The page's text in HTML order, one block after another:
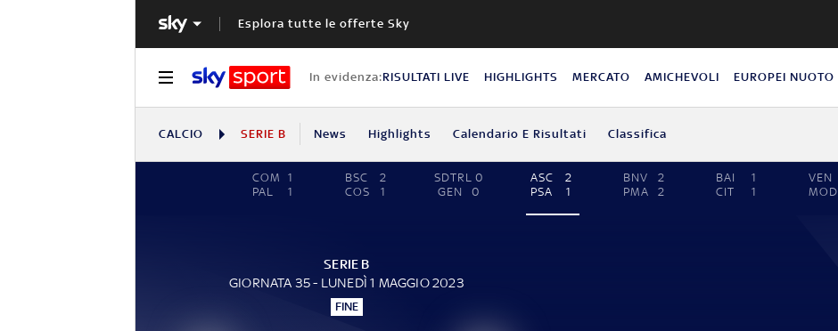
Esplora tutte le offerte Sky
In evidenza:RISULTATI LIVE HIGHLIGHTS MERCATO AMICHEVOLI EUROPEI NUOTO
CALCIO SERIE B News Highlights Calendario E Risultati Classifica
COM
1
PAL
1
BSC
2
COS
1
SDTRL 0
GEN
0
ASC
2
PSA
1
BNV
2
PMA
2
BAI
1
CIT
1
VEN
MOD
SERIE B
GIORNATA 35 - LUNEDÌ 1 MAGGIO 2023
FINE